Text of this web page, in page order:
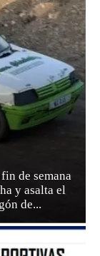
de semana
y asalta el
de...